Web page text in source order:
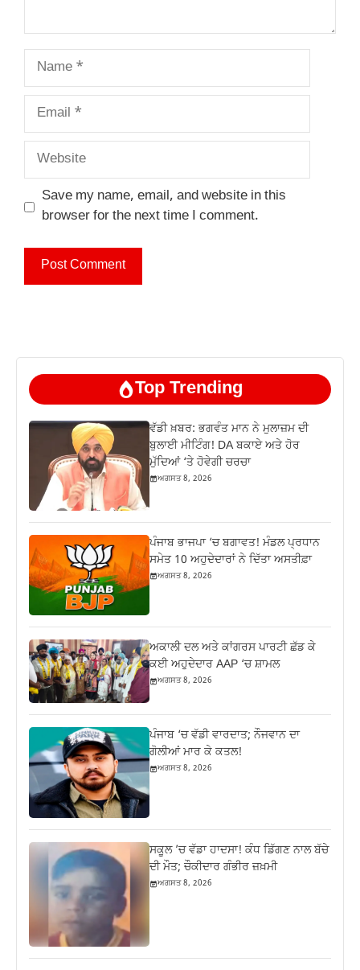
Name
Email
Website
Save my name, email, and website in this
browser for the next time I comment.
Top Trending
ਵੱਡੀ ਖ਼ਬਰ: ਭਗਵੰਤ ਮਾਨ ਨੇ ਮੁਲਾਜ਼ਮ ਦੀ
ਬੁਲਾਈ ਮੀਟਿੰਗ! DA ਬਕਾਏ ਅਤੇ ਹੋਰ
ਮੁੱਦਿਆਂ ‘ਤੇ ਹੋਵੇਗੀ ਚਰਚਾ
ਅਗਸਤ 8, 2026
ਪੰਜਾਬ ਭਾਜਪਾ ‘ਚ ਬਗਾਵਤ! ਮੰਡਲ ਪ੍ਰਧਾਨ
ਸਮੇਤ 10 ਅਹੁਦੇਦਾਰਾਂ ਨੇ ਦਿੱਤਾ ਅਸਤੀਫ਼ਾ
ਅਗਸਤ 8, 2026
ਅਕਾਲੀ ਦਲ ਅਤੇ ਕਾਂਗਰਸ ਪਾਰਟੀ ਛੱਡ ਕੇ
ਕਈ ਅਹੁਦੇਦਾਰ AAP ‘ਚ ਸ਼ਾਮਲ
ਅਗਸਤ 8, 2026
ਪੰਜਾਬ ‘ਚ ਵੱਡੀ ਵਾਰਦਾਤ; ਨੌਜਵਾਨ ਦਾ
ਗੋਲੀਆਂ ਮਾਰ ਕੇ ਕਤਲ!
ਅਗਸਤ 8, 2026
ਸਕੂਲ ’ਚ ਵੱਡਾ ਹਾਦਸਾ! ਕੰਧ ਡਿੱਗਣ ਨਾਲ ਬੱਚੇ
ਦੀ ਮੌਤ; ਚੌਕੀਦਾਰ ਗੰਭੀਰ ਜ਼ਖ਼ਮੀ
ਅਗਸਤ 8, 2026